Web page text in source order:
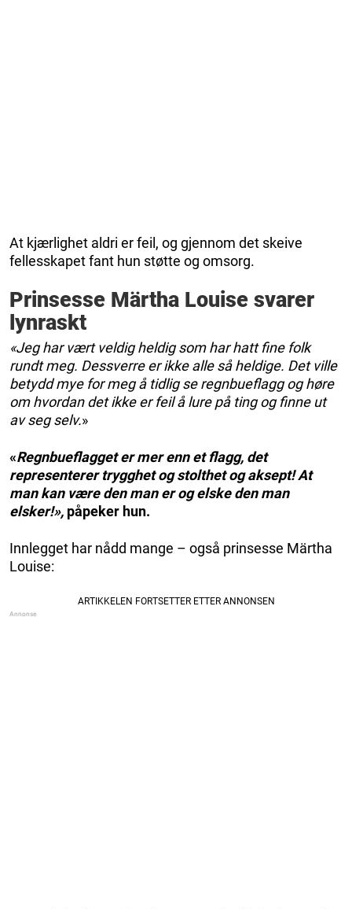
At kjærlighet aldri er feil, og gjennom det skeive
fellesskapet fant hun støtte og omsorg.
Prinsesse Märtha Louise svarer
lynraskt
«Jeg har vært veldig heldig som har hatt fine folk
rundt meg. Dessverre er ikke alle så heldige. Det ville
betydd mye for meg å tidlig se regnbueflagg og høre
om hvordan det ikke er feil å lure på ting og finne ut
av seg selv.»
«Regnbueflagget er mer enn et flagg, det
representerer trygghet og stolthet og aksept! At
man kan være den man er og elske den man
elsker!», påpeker hun.
Innlegget har nådd mange – også prinsesse Märtha
Louise: